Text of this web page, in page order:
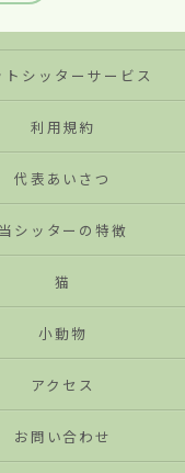
トシッターサービス
利用規約
代表あいさつ
当シッターの特徴
猫
小動物
アクセス
お問い合わせ